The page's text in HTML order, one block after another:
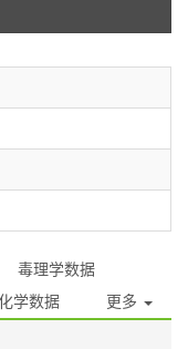
毒理学数据
学数据 更多